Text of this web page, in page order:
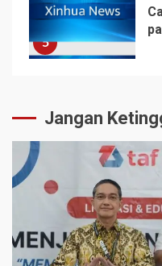
5
Jangan